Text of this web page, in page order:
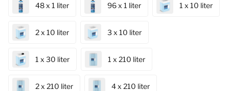
48 x 1 liter 96 x 1 liter 1 x 10 liter
2 x 10 liter 3 x 10 liter
1 x 30 liter 1 x 210 liter
2 x 210 liter 4 x 210 liter